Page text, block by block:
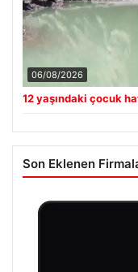
06/08/2026
12 yaşındaki çocuk
Son Eklenen